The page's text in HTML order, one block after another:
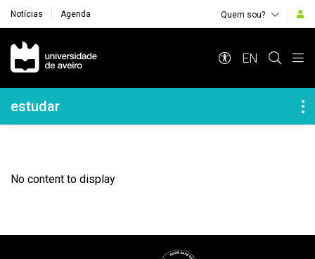
Notícias Agenda Quem sou?
Navegação Principal
EN
Navegação Lateral
estudar
No content to display